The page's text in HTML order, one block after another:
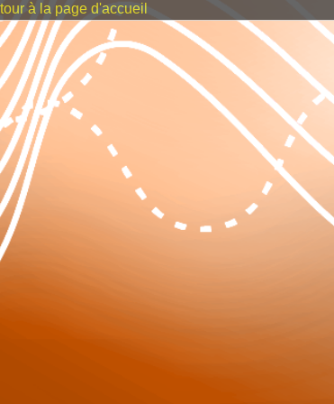
à la page d'accueil